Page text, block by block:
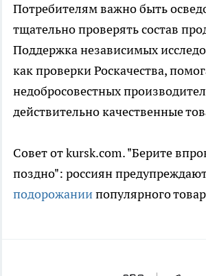
Потребителям важно быть
тщательно проверять состав
Поддержка независимых
как проверки Роскачества,
недобросовестных
действительно качественные
Совет от kursk.com. "Берите
поздно": россиян
подорожаниипопулярного